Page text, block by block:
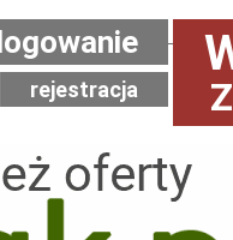
rejestracja